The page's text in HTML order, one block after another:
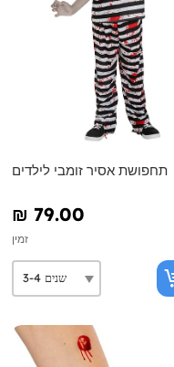
תחפושת אסיר זומבי לילדים
₪‎ 79.00
זמין